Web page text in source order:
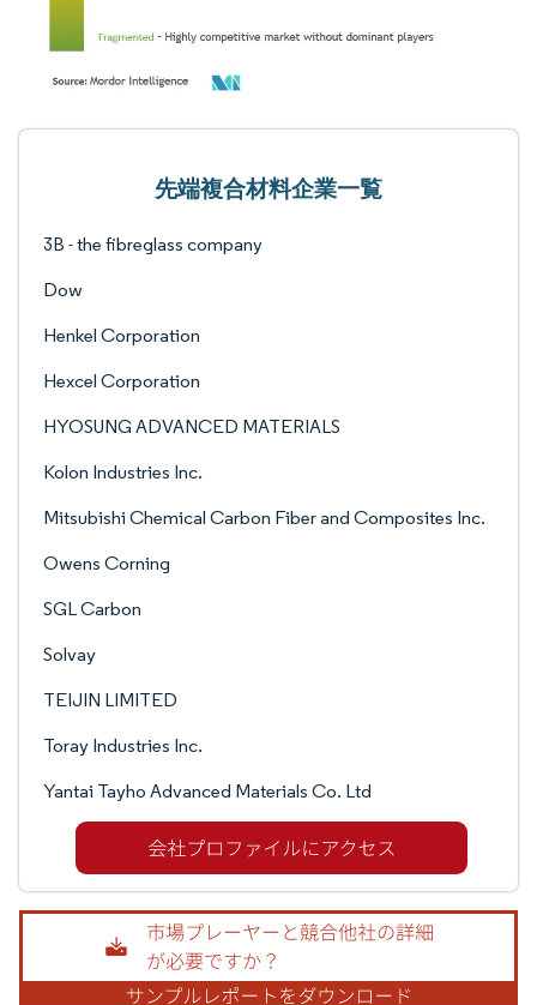
先端複合材料企業一覧
3B - the fibreglass company
Dow
Henkel Corporation
Hexcel Corporation
HYOSUNG ADVANCED MATERIALS
Kolon Industries Inc.
Mitsubishi Chemical Carbon Fiber and Composites Inc.
Owens Corning
SGL Carbon
Solvay
TEIJIN LIMITED
Toray Industries Inc.
Yantai Tayho Advanced Materials Co. Ltd